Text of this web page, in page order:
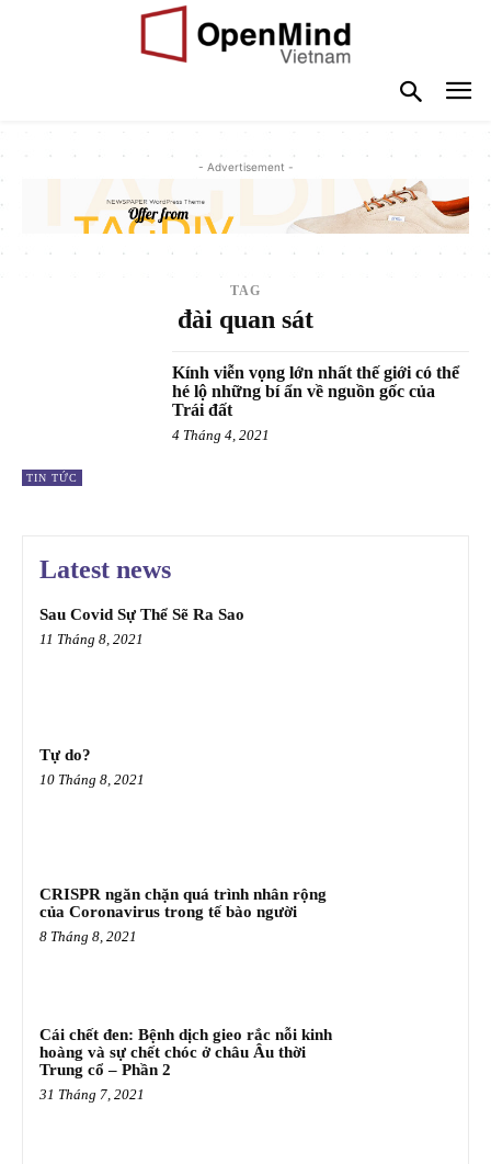
- Advertisement -
TAG
đài quan sát
TIN TỨC
Kính viễn vọng lớn nhất thế giới có thể
hé lộ những bí ẩn về nguồn gốc của
Trái đất
4 Tháng 4, 2021
Latest news
Sau Covid Sự Thể Sẽ Ra Sao
11 Tháng 8, 2021
Tự do?
10 Tháng 8, 2021
CRISPR ngăn chặn quá trình nhân rộng
của Coronavirus trong tế bào người
8 Tháng 8, 2021
Cái chết đen: Bệnh dịch gieo rắc nỗi kinh
hoàng và sự chết chóc ở châu Âu thời
Trung cổ – Phần 2
31 Tháng 7, 2021